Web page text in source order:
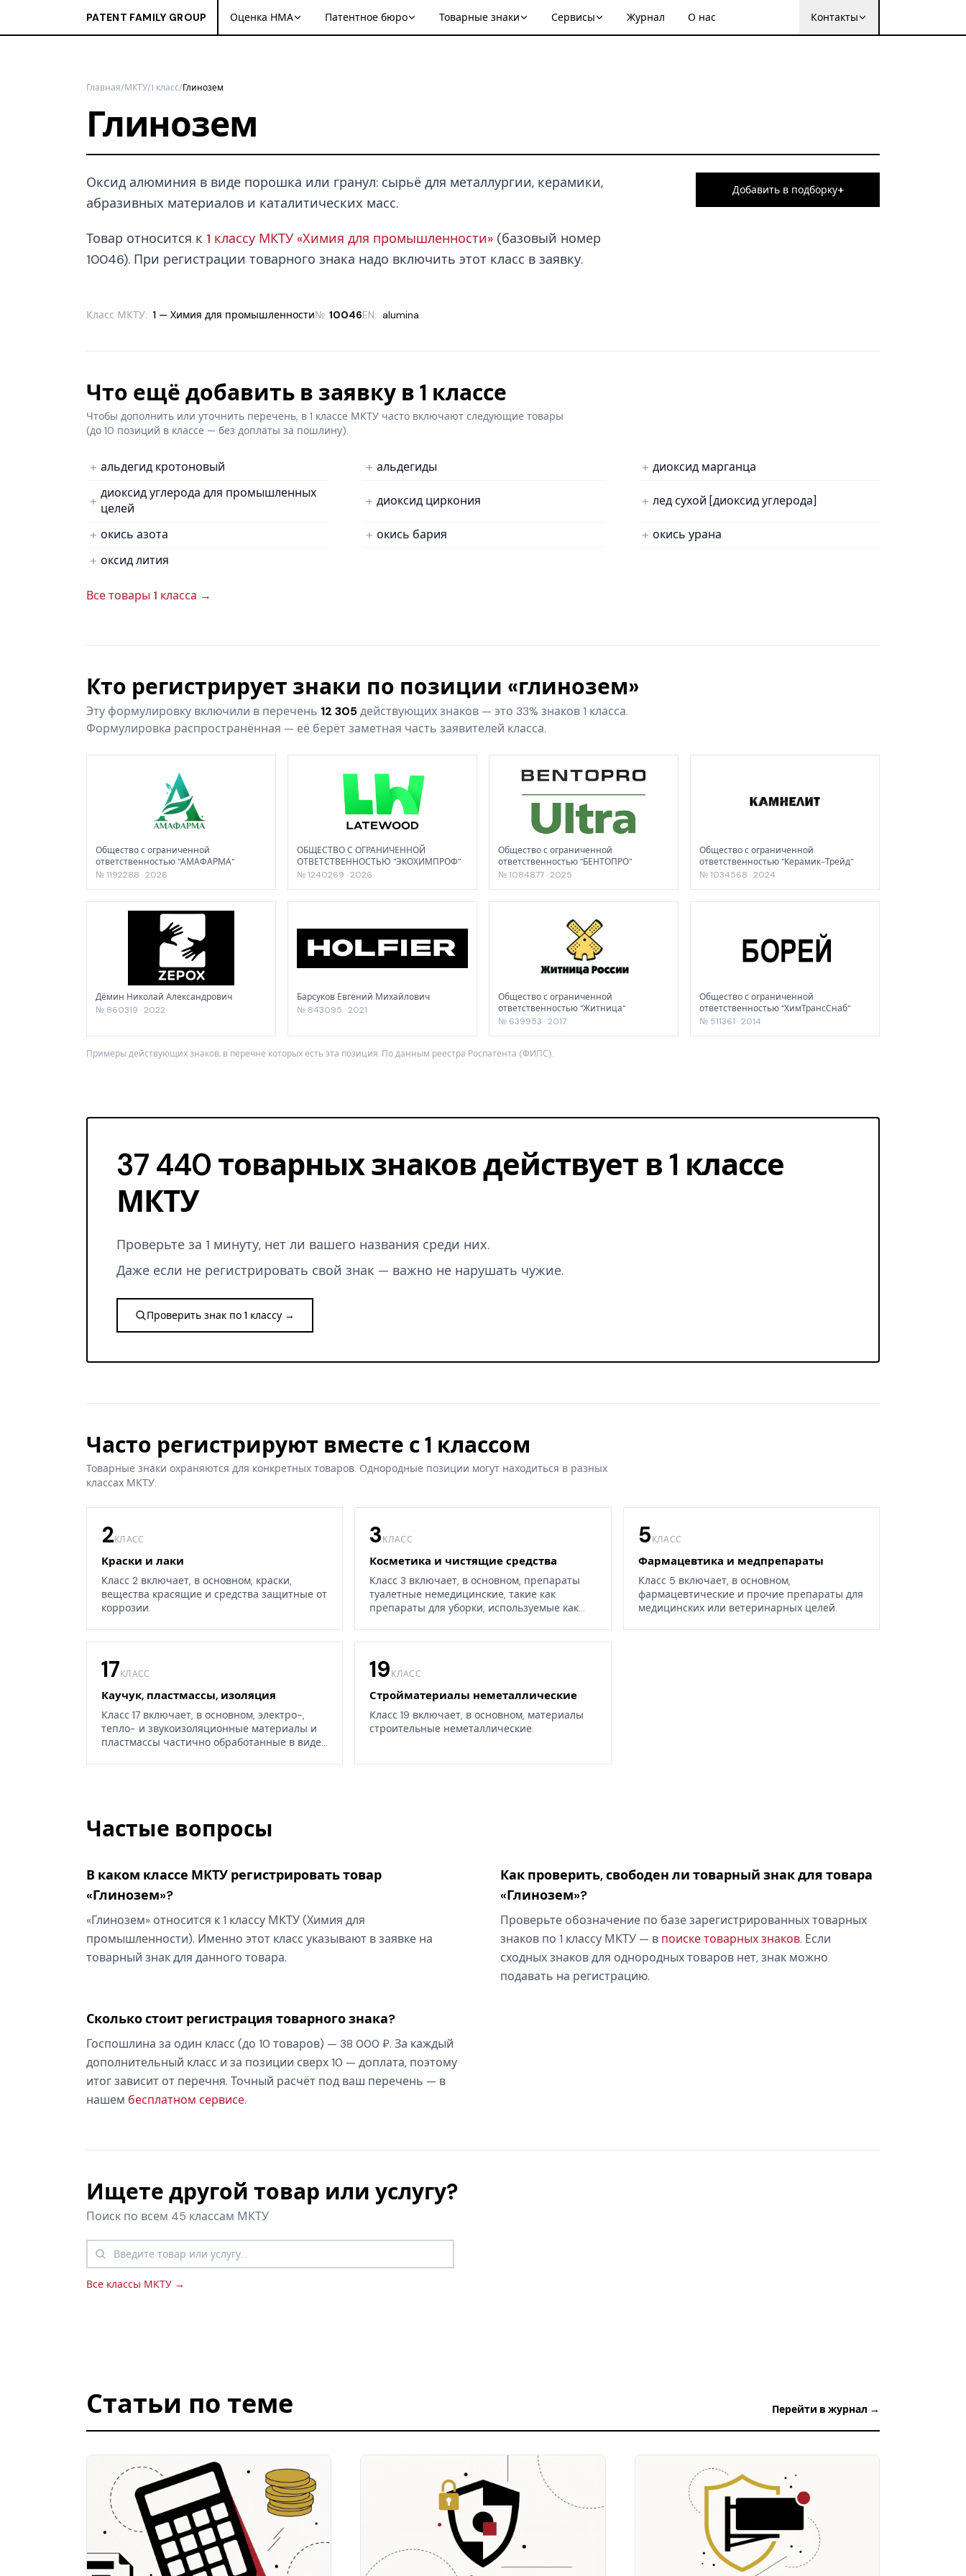
PATENT FAMILY GROUP Оценка НМА Патентное бюро Товарные знаки Сервисы Журнал О нас Контакты
Главная/МКТУ/1 класс/Глинозем
Глинозем
Оксид алюминия в виде порошка или гранул: сырьё для металлургии, керамики,
абразивных материалов и каталитических масс.
Товар относится к 1 классу МКТУ «Химия для промышленности» (базовый номер
10046). При регистрации товарного знака надо включить этот класс в заявку.
Добавить в подборку+
Класс МКТУ: 1 — Химия для промышленности№ 10046EN: alumina
Что ещё добавить в заявку в 1 классе
Чтобы дополнить или уточнить перечень, в 1 классе МКТУ часто включают следующие товары
(до 10 позиций в классе — без доплаты за пошлину).
альдегид кротоновый альдегиды
диоксид марганца
диоксид углерода для промышленных
целей
диоксид циркония лед сухой [диоксид углерода]
окись азота окись бария
окись урана
оксид лития
Все товары 1 класса →
Кто регистрирует знаки по позиции «глинозем»
Эту формулировку включили в перечень 12 305действующих знаков — это 33% знаков 1 класса.
Формулировка распространённая — её берёт заметная часть заявителей класса.
Общество с ограниченной
ответственностью "АМАФАРМА"
№ 1192288 · 2026
ОБЩЕСТВО С ОГРАНИЧЕННОЙ
ОТВЕТСТВЕННОСТЬЮ "ЭКОХИМПРОФ"
№ 1240269 · 2026
Общество с ограниченной
ответственностью "БЕНТОПРО"
№ 1084877 · 2025
Общество с ограниченной
ответственностью "Керамик-Трейд"
№ 1034568 · 2024
Дёмин Николай Александрович
№ 860319 · 2022
Барсуков Евгений Михайлович
№ 843095 · 2021
Общество с ограниченной
ответственностью "Житница"
№ 639953 · 2017
Общество с ограниченной
ответственностью "ХимТрансСнаб"
№ 511361 · 2014
Примеры действующих знаков, в перечне которых есть эта позиция. По данным реестра Роспатента (ФИПС).
37 440 товарных знаков действует в 1 классе
МКТУ
Проверьте за 1 минуту, нет ли вашего названия среди них.
Даже если не регистрировать свой знак — важно не нарушать чужие.
Проверить знак по 1 классу →
Часто регистрируют вместе с 1 классом
Товарные знаки охраняются для конкретных товаров. Однородные позиции могут находиться в разных
классах МКТУ.
2КЛАСС
Краски и лаки
Класс 2 включает, в основном, краски,
вещества красящие и средства защитные от
коррозии.
3КЛАСС
Косметика и чистящие средства
Класс 3 включает, в основном, препараты
туалетные немедицинские, такие как
препараты для уборки, используемые как
5КЛАСС
Фармацевтика и медпрепараты
Класс 5 включает, в основном,
фармацевтические и прочие препараты для
медицинских или ветеринарных целей.
17КЛАСС
Каучук, пластмассы, изоляция
Класс 17 включает, в основном, электро-,
тепло- и звукоизоляционные материалы и
пластмассы частично обработанные в виде
19КЛАСС
Стройматериалы неметаллические
Класс 19 включает, в основном, материалы
строительные неметаллические.
Частые вопросы
В каком классе МКТУ регистрировать товар
«Глинозем»?
«Глинозем» относится к 1 классу МКТУ (Химия для
промышленности). Именно этот класс указывают в заявке на
товарный знак для данного товара.
Как проверить, свободен ли товарный знак для товара
«Глинозем»?
Проверьте обозначение по базе зарегистрированных товарных
знаков по 1 классу МКТУ — в поиске товарных знаков. Если
сходных знаков для однородных товаров нет, знак можно
подавать на регистрацию.
Сколько стоит регистрация товарного знака?
Госпошлина за один класс (до 10 товаров) — 38 000 ₽. За каждый
дополнительный класс и за позиции сверх 10 — доплата, поэтому
итог зависит от перечня. Точный расчёт под ваш перечень — в
нашем бесплатном сервисе.
Ищете другой товар или услугу?
Поиск по всем 45 классам МКТУ
Все классы МКТУ →
Статьи по теме Перейти в журнал →